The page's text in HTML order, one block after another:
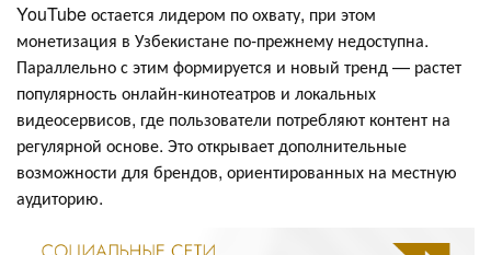
YouTube остается лидером по охвату, при этом
монетизация в Узбекистане по-прежнему недоступна.
Параллельно с этим формируется и новый тренд — растет
популярность онлайн-кинотеатров и локальных
видеосервисов, где пользователи потребляют контент на
регулярной основе. Это открывает дополнительные
возможности для брендов, ориентированных на местную
аудиторию.